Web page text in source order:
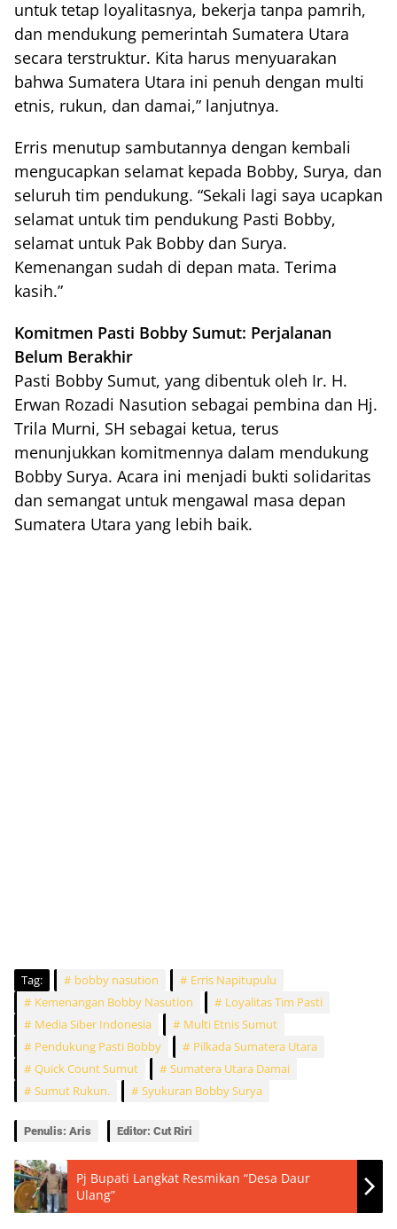
untuk tetap loyalitasnya, bekerja tanpa pamrih,
dan mendukung pemerintah Sumatera Utara
secara terstruktur. Kita harus menyuarakan
bahwa Sumatera Utara ini penuh dengan multi
etnis, rukun, dan damai,” lanjutnya.
Erris menutup sambutannya dengan kembali
mengucapkan selamat kepada Bobby, Surya, dan
seluruh tim pendukung. “Sekali lagi saya ucapkan
selamat untuk tim pendukung Pasti Bobby,
selamat untuk Pak Bobby dan Surya.
Kemenangan sudah di depan mata. Terima
kasih.”
Komitmen Pasti Bobby Sumut: Perjalanan
Belum Berakhir
Pasti Bobby Sumut, yang dibentuk oleh Ir. H.
Erwan Rozadi Nasution sebagai pembina dan Hj.
Trila Murni, SH sebagai ketua, terus
menunjukkan komitmennya dalam mendukung
Bobby Surya. Acara ini menjadi bukti solidaritas
dan semangat untuk mengawal masa depan
Sumatera Utara yang lebih baik.
Tag: bobby nasution
Erris Napitupulu
Kemenangan Bobby Nasution
Loyalitas Tim Pasti
Media Siber Indonesia
Multi Etnis Sumut
Pendukung Pasti Bobby
Pilkada Sumatera Utara
Quick Count Sumut
Sumatera Utara Damai
Sumut Rukun.
Syukuran Bobby Surya
Penulis: Aris Editor: Cut Riri
Pj Bupati Langkat Resmikan “Desa Daur
Ulang”